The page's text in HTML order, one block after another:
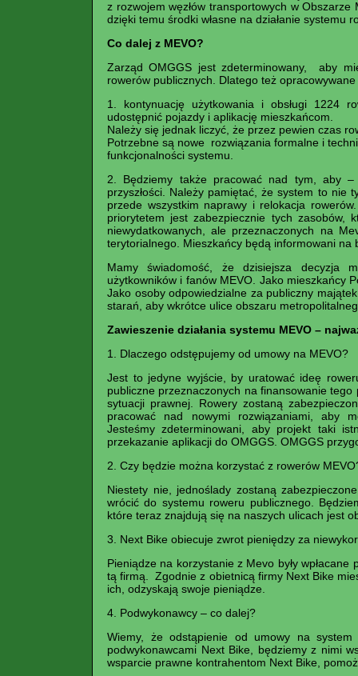
z rozwojem węzłów transportowych w
dzięki temu środki własne na działanie
Co dalej z MEVO?
Zarząd OMGGS jest zdeterminowany, aby
rowerów publicznych. Dlatego też
1. kontynuację użytkowania i obsługi 1224
udostępnić pojazdy i aplikację mieszkańcom.
Należy się jednak liczyć, że przez pewien czas
Potrzebne są nowe rozwiązania formalne i
funkcjonalności systemu.
2. Będziemy także pracować nad tym, aby
przyszłości. Należy pamiętać, że system to nie
przede wszystkim naprawy i relokacja
priorytetem jest zabezpiecznie tych zasobów,
niewydatkowanych, ale przeznaczonych na
terytorialnego. Mieszkańcy będą informowani
Mamy świadomość, że dzisiejsza decyzja
użytkowników i fanów MEVO. Jako mieszkańcy
Jako osoby odpowiedzialne za publiczny
starań, aby wkrótce ulice obszaru
Zawieszenie działania systemu MEVO –
1. Dlaczego odstępujemy od umowy na MEVO?
Jest to jedyne wyjście, by uratować ideę
publiczne przeznaczonych na finansowanie
sytuacji prawnej. Rowery zostaną
pracować nad nowymi rozwiązaniami, aby
Jesteśmy zdeterminowani, aby projekt taki
przekazanie aplikacji do OMGGS. OMGGS
2. Czy będzie można korzystać z rowerów
Niestety nie, jednoślady zostaną
wrócić do systemu roweru publicznego.
które teraz znajdują się na naszych ulicach jest
3. Next Bike obiecuje zwrot pieniędzy za
Pieniądze na korzystanie z Mevo były
tą firmą. Zgodnie z obietnicą firmy Next Bike
ich, odzyskają swoje pieniądze.
4. Podwykonawcy – co dalej?
Wiemy, że odstąpienie od umowy na
podwykonawcami Next Bike, będziemy z nimi
wsparcie prawne kontrahentom Next Bike,